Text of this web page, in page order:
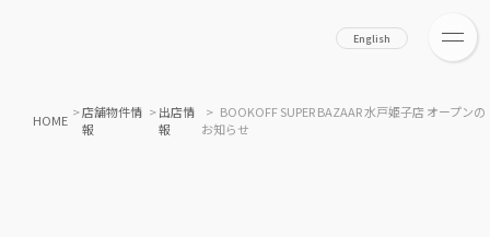
English
HOME >店舗物件情
報
>出店情
報
> BOOKOFF SUPER BAZAAR 水戸姫子店 オープンの
お知らせ